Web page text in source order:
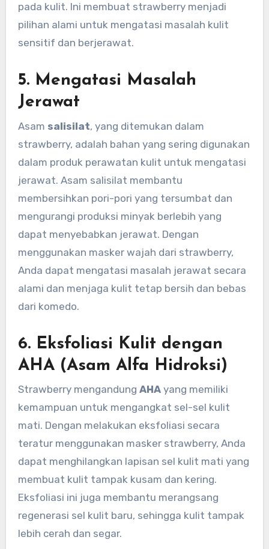
pada kulit. Ini membuat strawberry menjadi
pilihan alami untuk mengatasi masalah kulit
sensitif dan berjerawat.
5. Mengatasi Masalah
Jerawat
Asam salisilat, yang ditemukan dalam
strawberry, adalah bahan yang sering digunakan
dalam produk perawatan kulit untuk mengatasi
jerawat. Asam salisilat membantu
membersihkan pori-pori yang tersumbat dan
mengurangi produksi minyak berlebih yang
dapat menyebabkan jerawat. Dengan
menggunakan masker wajah dari strawberry,
Anda dapat mengatasi masalah jerawat secara
alami dan menjaga kulit tetap bersih dan bebas
dari komedo.
6. Eksfoliasi Kulit dengan
AHA (Asam Alfa Hidroksi)
Strawberry mengandung AHAyang memiliki
kemampuan untuk mengangkat sel-sel kulit
mati. Dengan melakukan eksfoliasi secara
teratur menggunakan masker strawberry, Anda
dapat menghilangkan lapisan sel kulit mati yang
membuat kulit tampak kusam dan kering.
Eksfoliasi ini juga membantu merangsang
regenerasi sel kulit baru, sehingga kulit tampak
lebih cerah dan segar.